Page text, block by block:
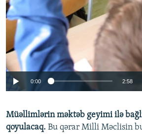
0:00 2:58
Müəllimlərin məktəb geyimi ilə
qoyulacaq. Bu qərar Milli Məclisin